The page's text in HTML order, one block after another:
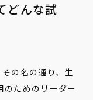
どんな試
その名の通り、生
ためのリーダー